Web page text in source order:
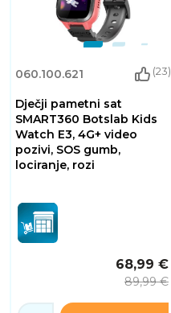
060.100.621 (23)
Dječji pametni sat
SMART360 Botslab Kids
Watch E3, 4G+ video
pozivi, SOS gumb,
lociranje, rozi
68,99 €
89,99 €